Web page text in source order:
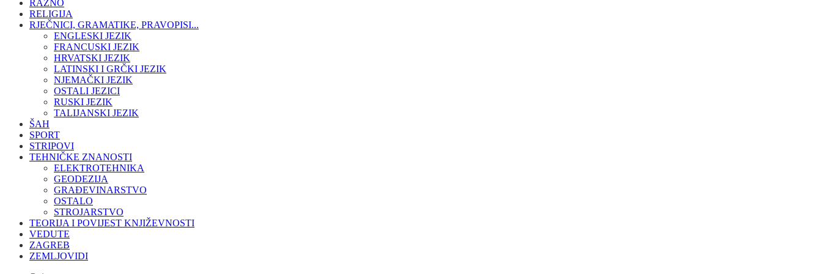
RAZNO
RELIGIJA
RJEČNICI, GRAMATIKE, PRAVOPISI...
ENGLESKI JEZIK
FRANCUSKI JEZIK
HRVATSKI JEZIK
LATINSKI I GRČKI JEZIK
NJEMAČKI JEZIK
OSTALI JEZICI
RUSKI JEZIK
TALIJANSKI JEZIK
ŠAH
SPORT
STRIPOVI
TEHNIČKE ZNANOSTI
ELEKTROTEHNIKA
GEODEZIJA
GRAĐEVINARSTVO
OSTALO
STROJARSTVO
TEORIJA I POVIJEST KNJIŽEVNOSTI
VEDUTE
ZAGREB
ZEMLJOVIDI